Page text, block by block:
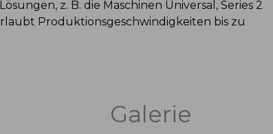
z. B. die Maschinen Universal, Series 2
Produktionsgeschwindigkeiten bis zu
Galerie